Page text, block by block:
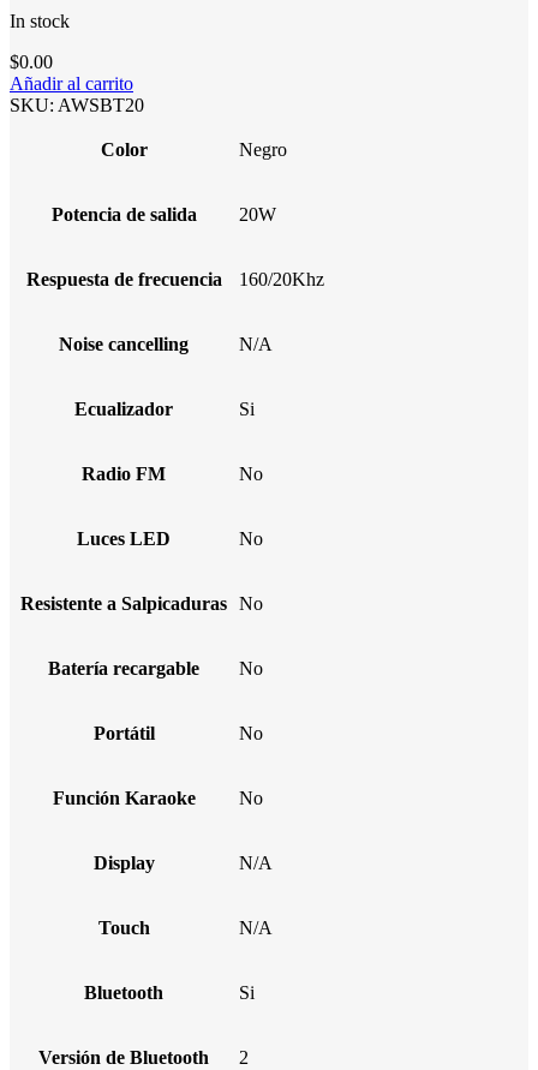
In stock
$0.00
Añadir al carrito
SKU: AWSBT20
Color Negro
Potencia de salida 20W
Respuesta de frecuencia 160/20Khz
Noise cancelling N/A
Ecualizador Si
Radio FM No
Luces LED No
Resistente a Salpicaduras No
Batería recargable No
Portátil No
Función Karaoke No
Display N/A
Touch N/A
Bluetooth Si
Versión de Bluetooth 2